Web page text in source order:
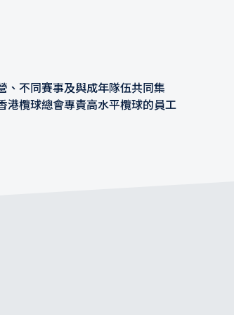
、不同賽事及與成年隊伍共同集
港欖球總會專責高水平欖球的員工